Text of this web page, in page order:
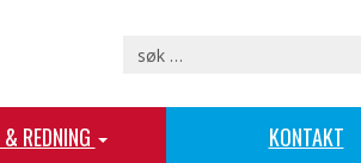
REDNING KONTAKT